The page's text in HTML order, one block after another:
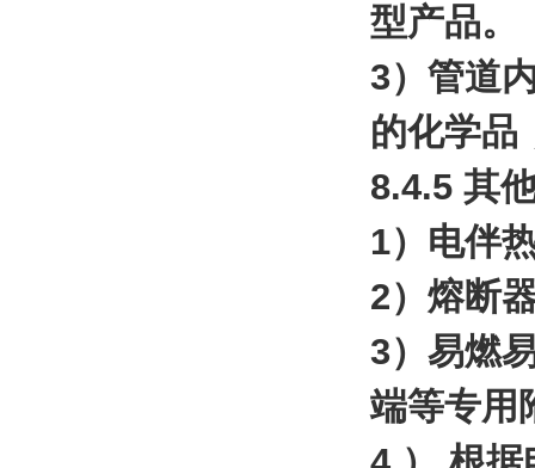
型产品。
3）管道
的化学品
8.4.5 其
1）电伴
2）熔断
3）易燃
端等专用